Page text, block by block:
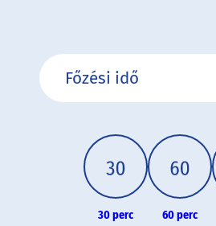
30 perc 60 perc